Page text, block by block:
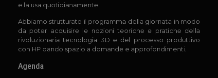
e la usa quotidianamente.
Abbiamo strutturato il programma della giornata in modo
da poter acquisire le nozioni teoriche e pratiche della
rivoluzionaria tecnologia 3D e del processo produttivo
con HP dando spazio a domande e approfondimenti.
Agenda